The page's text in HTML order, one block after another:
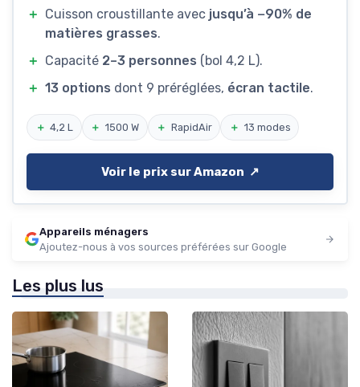
＋ Cuisson croustillante avec jusqu’à −90% de
matières grasses.
＋ Capacité 2–3 personnes (bol 4,2 L).
＋ 13 options dont 9 préréglées, écran tactile.
＋ 4,2 L ＋ 1500 W ＋ RapidAir ＋ 13 modes
Voir le prix sur Amazon ↗️
Appareils ménagers
Ajoutez-nous à vos sources préférées sur Google
Les plus lus